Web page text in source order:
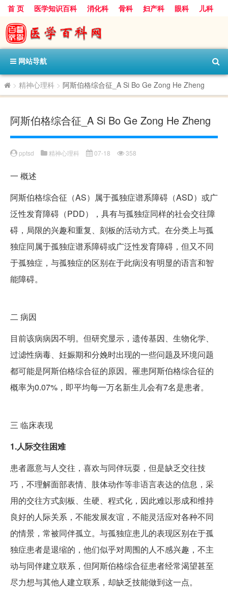
首 页 医学知识百科 消化科 骨科 妇产科 眼科
儿科
心血管病科
呼吸科 神经科
内分泌科
口腔科
网站导航
> 精神心理科 > 阿斯伯格综合征_A Si Bo Ge Zong He Zheng
阿斯伯格综合征_A Si Bo Ge Zong He Zheng
pptsd 精神心理科 07-18 358
一 概述
阿斯伯格综合征（AS）属于孤独症谱系障碍（ASD）或广
泛性发育障碍（PDD），具有与孤独症同样的社会交往障
碍，局限的兴趣和重复、刻板的活动方式。在分类上与孤
独症同属于孤独症谱系障碍或广泛性发育障碍，但又不同
于孤独症，与孤独症的区别在于此病没有明显的语言和智
能障碍。
二 病因
目前该病病因不明。但研究显示，遗传基因、生物化学、
过滤性病毒、妊娠期和分娩时出现的一些问题及环境问题
都可能是阿斯伯格综合征的原因。罹患阿斯伯格综合征的
概率为0.07%，即平均每一万名新生儿会有7名是患者。
三 临床表现
1.人际交往困难
患者愿意与人交往，喜欢与同伴玩耍，但是缺乏交往技
巧，不理解面部表情、肢体动作等非语言表达的信息，采
用的交往方式刻板、生硬、程式化，因此难以形成和维持
良好的人际关系，不能发展友谊，不能灵活应对各种不同
的情景，常被同伴孤立。与孤独症患儿的表现区别在于孤
独症患者是退缩的，他们似乎对周围的人不感兴趣，不主
动与同伴建立联系，但阿斯伯格综合征患者经常渴望甚至
尽力想与其他人建立联系，却缺乏技能做到这一点。